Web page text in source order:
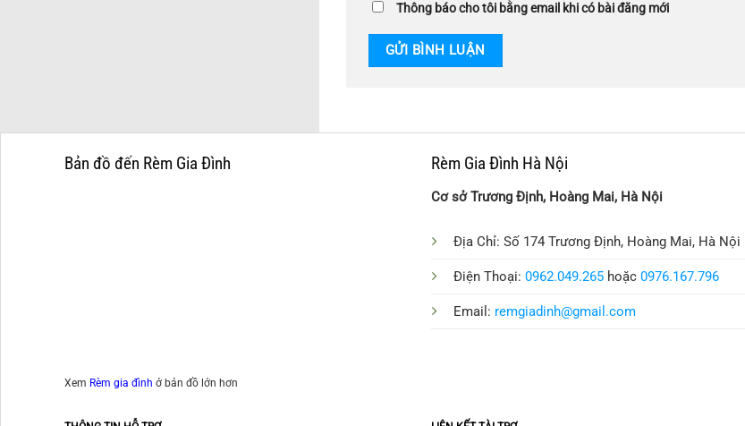
Thông báo cho tôi bằng email khi có bài đăng mới
Bản đồ đến Rèm Gia Đình
Xem Rèm gia đình ở bản đồ lớn hơn
Rèm Gia Đình Hà Nội
Cơ sở Trương Định, Hoàng Mai, Hà Nội
Địa Chỉ: Số 174 Trương Định, Hoàng Mai, Hà Nội
Điện Thoại: 0962.049.265 hoặc 0976.167.796
Email: remgiadinh@gmail.com